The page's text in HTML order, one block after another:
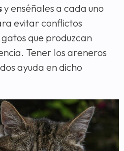
y enséñales a cada uno
evitar conflictos
que produzcan
Tener los areneros
ayuda en dicho